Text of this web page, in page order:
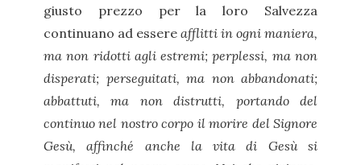
giusto prezzo per la loro Salvezza
continuano ad essere afflitti in ogni maniera,
ma non ridotti agli estremi; perplessi, ma non
disperati; perseguitati, ma non abbandonati;
abbattuti, ma non distrutti, portando del
continuo nel nostro corpo il morire del Signore
Gesù, affinché anche la vita di Gesù si